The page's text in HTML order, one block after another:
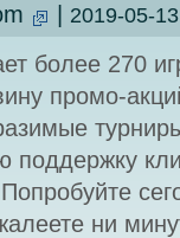
2019-05-
более 270
промо-
поддержку
ни